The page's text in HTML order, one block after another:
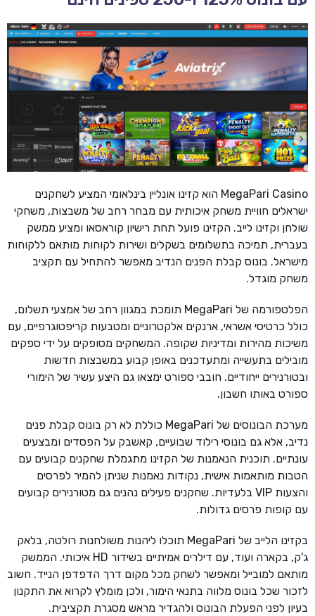
MegaPari Casino הוא קזינו אונליין בינלאומי המציע לשחקנים
ישראלים חוויית משחק איכותית עם מבחר רחב של משבצות, משחקי
שולחן וקזינו לייב. הקזינו פועל תחת רישיון קוראסאו ומציע ממשק
בעברית, תמיכה בתשלומים בשקלים ושירות לקוחות מותאם ללקוחות
מישראל. בונוס קבלת הפנים הנדיב מאפשר להתחיל עם תקציב
משחק מוגדל.
הפלטפורמה של MegaPari תומכת במגוון רחב של אמצעי תשלום,
כולל כרטיסי אשראי, ארנקים אלקטרוניים ומטבעות קריפטוגרפיים, עם
משיכות מהירות ומדיניות שקופה. המשחקים מסופקים על ידי ספקים
מובילים בתעשייה ומתעדכנים באופן קבוע במשבצות חדשות
ובטורנירים ייחודיים. חובבי ספורט ימצאו גם היצע עשיר של הימורי
ספורט באותו חשבון.
מערכת הבונוסים של MegaPari כוללת לא רק בונוס קבלת פנים
נדיב, אלא גם בונוסי רילוד שבועיים, קאשבק על הפסדים ומבצעים
עונתיים. תוכנית הנאמנות של הקזינו מתגמלת שחקנים קבועים עם
הטבות מותאמות אישית, נקודות נאמנות שניתן להמיר לפרסים
והצעות VIP בלעדיות. שחקנים פעילים נהנים גם מטורנירים קבועים
עם קופות פרסים גדולות.
בקזינו הלייב של MegaPari תוכלו ליהנות משולחנות רולטה, בלאק
ג'ק, בקארה ועוד, עם דילרים אמיתיים בשידור HD איכותי. הממשק
מותאם למובייל ומאפשר לשחק מכל מקום דרך הדפדפן הנייד. חשוב
לזכור שכל בונוס מלווה בתנאי הימור, ולכן מומלץ לקרוא את התקנון
בעיון לפני הפעלת הבונוס ולהגדיר מראש מסגרת תקציבית.